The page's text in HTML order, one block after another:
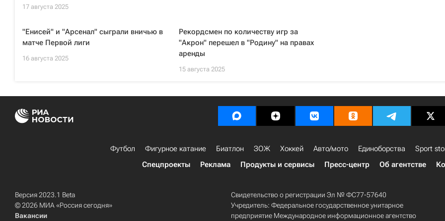
17 августа 2025
"Енисей" и "Арсенал" сыграли вничью в
матче Первой лиги
16 августа 2025
Рекордсмен по количеству игр за
"Акрон" перешел в "Родину" на правах
аренды
15 августа 2025
Футбол Фигурное катание Биатлон ЗОЖ Хоккей Авто/мото Единоборства Sport
Спецпроекты
Реклама Продукты и сервисы Пресс-центр Об агентстве
Версия 2023.1 Beta
© 2026 МИА «Россия сегодня»
Вакансии
Свидетельство о регистрации Эл № ФС77-57640
Учредитель: Федеральное государственное унитарное
предприятие Международное информационное агентство